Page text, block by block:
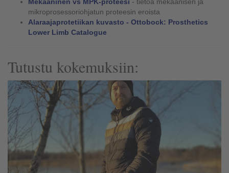
mikroprosessoriohjatun proteesin eroista
Alaraajaprotetiikan kuvasto - Ottobock: Prosthetics
Lower Limb Catalogue
Tutustu kokemuksiin: